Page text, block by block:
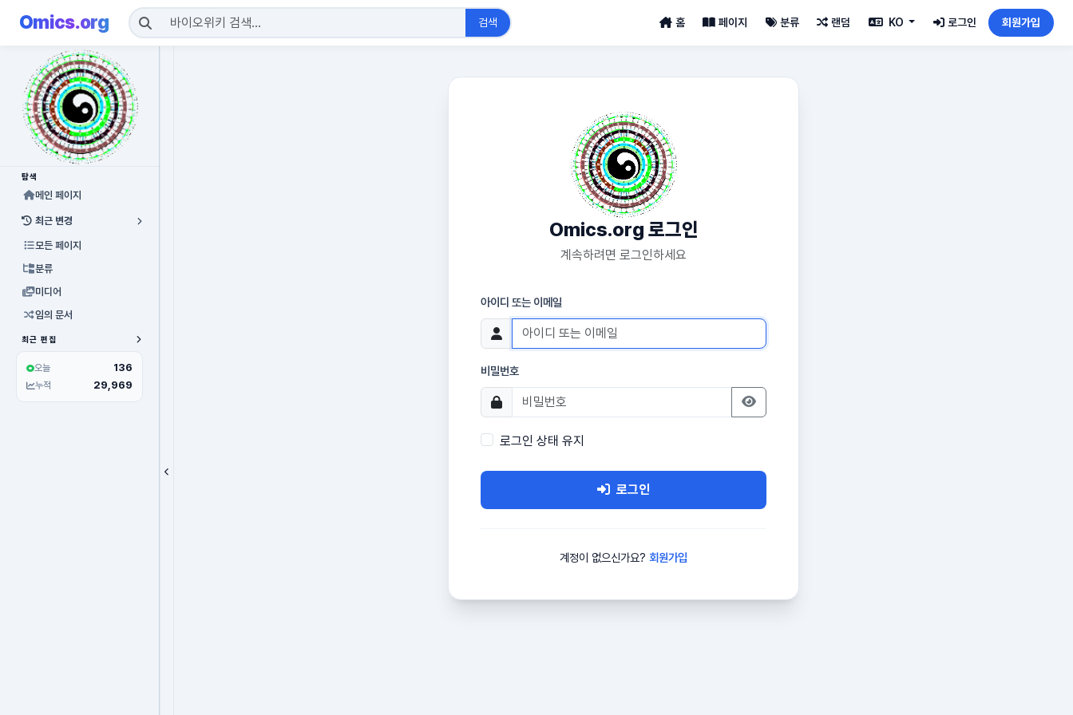
Omics.org 검색 홈 페이지 분류 랜덤 KO 로그인 회원가입
탐색
메인 페이지
최근 변경
모든 페이지
분류
미디어
임의 문서
최근 편집
오늘 136
누적 29,969
Omics.org 로그인
계속하려면 로그인하세요
아이디 또는 이메일
비밀번호
로그인 상태 유지
로그인
계정이 없으신가요? 회원가입